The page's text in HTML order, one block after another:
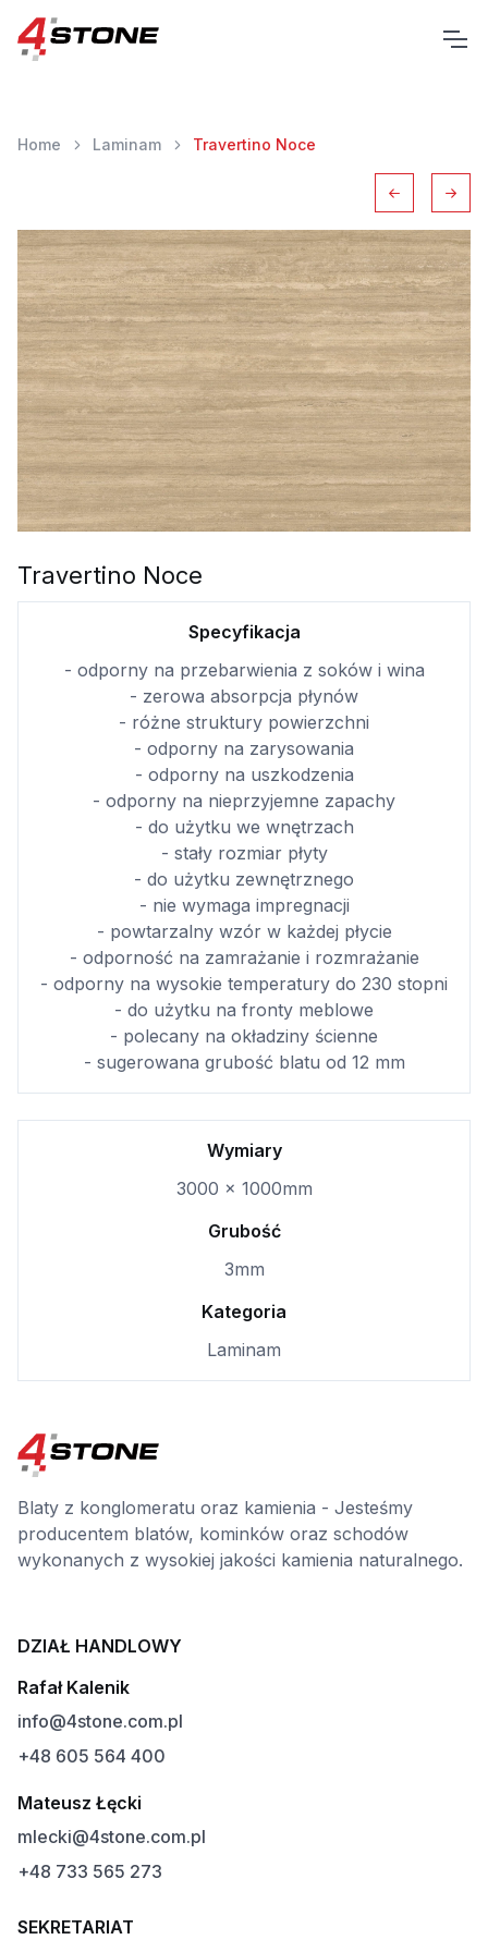
Home Laminam Travertino Noce
Travertino Noce
Specyfikacja
- odporny na przebarwienia z soków i wina
- zerowa absorpcja płynów
- różne struktury powierzchni
- odporny na zarysowania
- odporny na uszkodzenia
- odporny na nieprzyjemne zapachy
- do użytku we wnętrzach
- stały rozmiar płyty
- do użytku zewnętrznego
- nie wymaga impregnacji
- powtarzalny wzór w każdej płycie
- odporność na zamrażanie i rozmrażanie
- odporny na wysokie temperatury do 230 stopni
- do użytku na fronty meblowe
- polecany na okładziny ścienne
- sugerowana grubość blatu od 12 mm
Wymiary
3000 x 1000mm
Grubość
3mm
Kategoria
Laminam
Blaty z konglomeratu oraz kamienia - Jesteśmy
producentem blatów, kominków oraz schodów
wykonanych z wysokiej jakości kamienia naturalnego.
DZIAŁ HANDLOWY
Rafał Kalenik
info@4stone.com.pl
+48 605 564 400
Mateusz Łęcki
mlecki@4stone.com.pl
+48 733 565 273
SEKRETARIAT